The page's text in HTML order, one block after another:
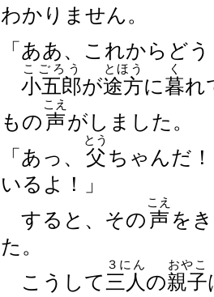
わかりません。
「ああ、これからど
小五郎
こごろう
が途方
とほう
に暮
く
れ
もの 声
こえ
がしました。
「あっ、
父
とう
ちゃんだ
いるよ！」
すると、その 声
こえ
を
た。
こうして 三人
３にん
の親子
おやこ